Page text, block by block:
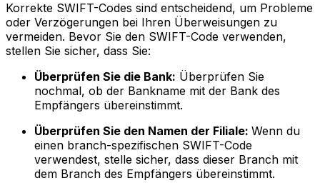
Korrekte SWIFT-Codes sind entscheidend, um Probleme
oder Verzögerungen bei Ihren Überweisungen zu
vermeiden. Bevor Sie den SWIFT-Code verwenden,
stellen Sie sicher, dass Sie:
Überprüfen Sie die Bank: Überprüfen Sie
nochmal, ob der Bankname mit der Bank des
Empfängers übereinstimmt.
Überprüfen Sie den Namen der Filiale: Wenn du
einen branch-spezifischen SWIFT-Code
verwendest, stelle sicher, dass dieser Branch mit
dem Branch des Empfängers übereinstimmt.